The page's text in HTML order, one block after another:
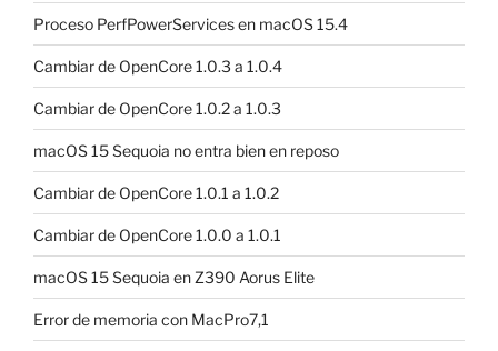
Proceso PerfPowerServices en macOS 15.4
Cambiar de OpenCore 1.0.3 a 1.0.4
Cambiar de OpenCore 1.0.2 a 1.0.3
macOS 15 Sequoia no entra bien en reposo
Cambiar de OpenCore 1.0.1 a 1.0.2
Cambiar de OpenCore 1.0.0 a 1.0.1
macOS 15 Sequoia en Z390 Aorus Elite
Error de memoria con MacPro7,1